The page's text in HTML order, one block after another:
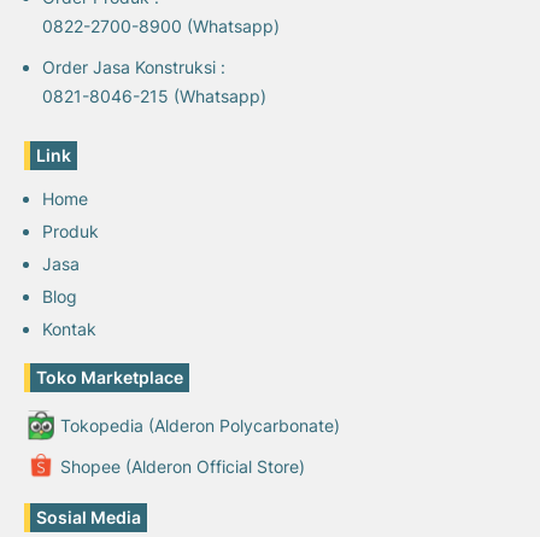
0822-2700-8900 (Whatsapp)
Order Jasa Konstruksi :
0821-8046-215 (Whatsapp)
Link
Home
Produk
Jasa
Blog
Kontak
Toko Marketplace
Tokopedia (Alderon Polycarbonate)
Shopee (Alderon Official Store)
Sosial Media